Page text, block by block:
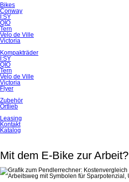
Bikes
Conway
I:SY
QIO
Tern
Velo de Ville
Victoria
Kompakträder
I:SY
QIO
Tern
Velo de Ville
Victoria
Flyer
Zubehör
Ortlieb
Leasing
Kontakt
Katalog
Mit dem E-Bike zur Arbeit?